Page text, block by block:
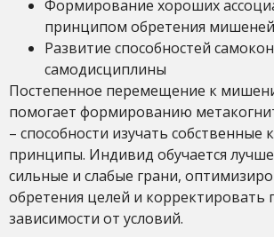
Формирование хороших
принципом обретения мишеней
Развитие способностей
самодисциплины
Постепенное перемещение к
помогает формированию
– способности изучать собственные
принципы. Индивид обучается
сильные и слабые грани,
обретения целей и корректировать
зависимости от условий.